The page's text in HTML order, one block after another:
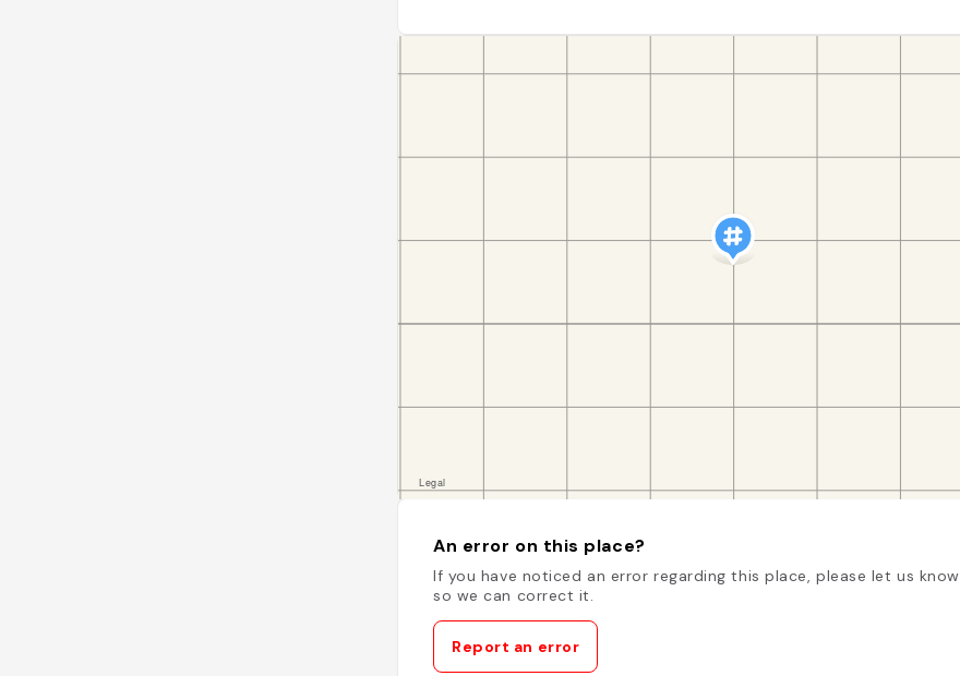
An error on this place?
If you have noticed an error regarding this place, please let us know
so we can correct it.
Report an error